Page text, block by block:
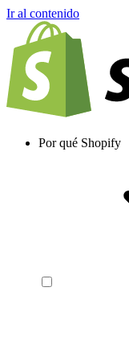
Ir al contenido
Por qué Shopify